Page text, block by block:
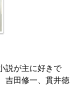
説が主に好きで
吉田修一、貫井徳